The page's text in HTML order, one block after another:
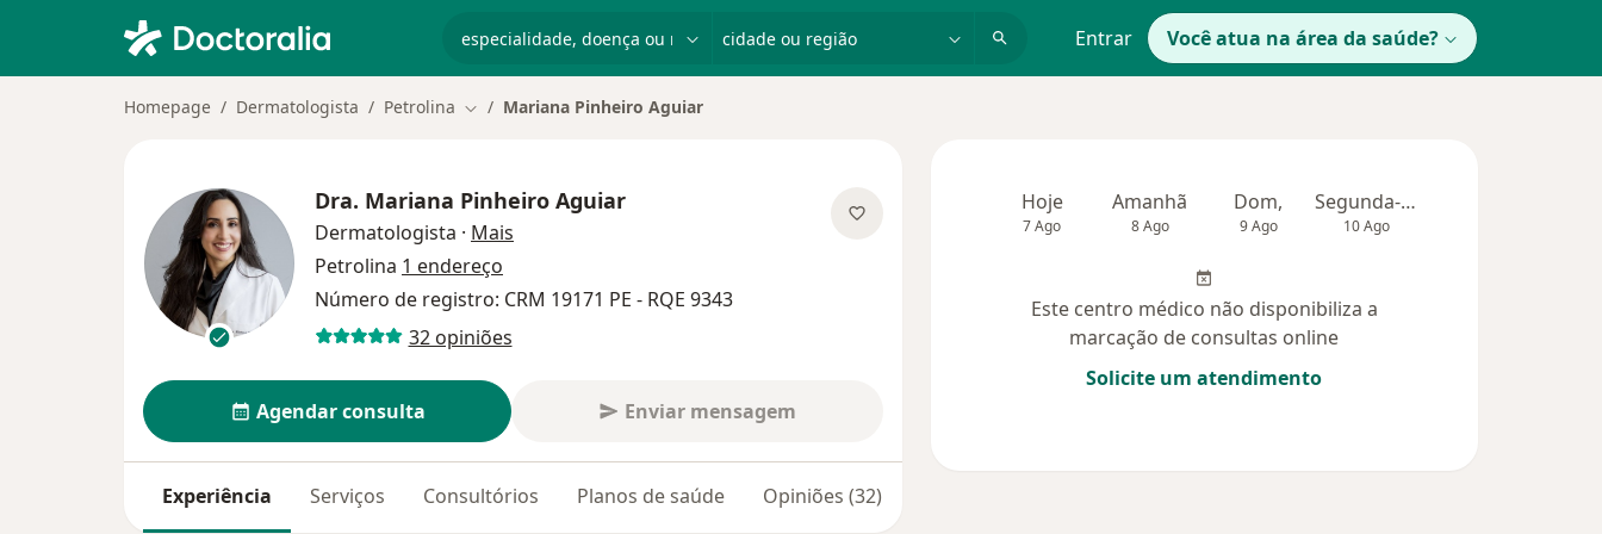
Entrar Você atua na área da saúde?
Homepage Dermatologista Petrolina Mudar de cidade
Mariana Pinheiro Aguiar
Dra. Mariana Pinheiro Aguiar
Dermatologista · Mais
Petrolina 1 endereço
Número de registro: CRM 19171 PE - RQE 9343
32 opiniões
Agendar consulta Enviar mensagem
Experiência Serviços Consultórios Planos de saúde Opiniões (32)
Hoje
7 Ago
Amanhã
8 Ago
Dom,
9 Ago
Segunda-feira
10 Ago
Este centro médico não disponibiliza a
marcação de consultas online
Solicite um atendimento